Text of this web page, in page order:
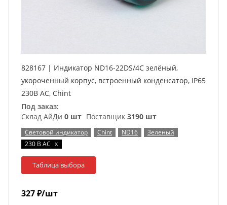
828167 | Индикатор ND16-22DS/4C зелёный,
укороченный корпус, встроенный конденсатор, IP65
230В АС, Chint
Под заказ:
Склад АйДи 0 шт Поставщик 3190 шт
Световой индикатор Chint ND16
Зеленый
230 В AC x
Таблица выбора
327₽/шт